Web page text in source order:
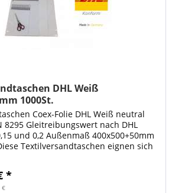
DHL Weiß
1000St.
Coex-Folie DHL Weiß neutral
8295 Gleitreibungswert nach DHL
und 0,2 Außenmaß 400x500+50mm
Textilversandtaschen eignen sich
*
€